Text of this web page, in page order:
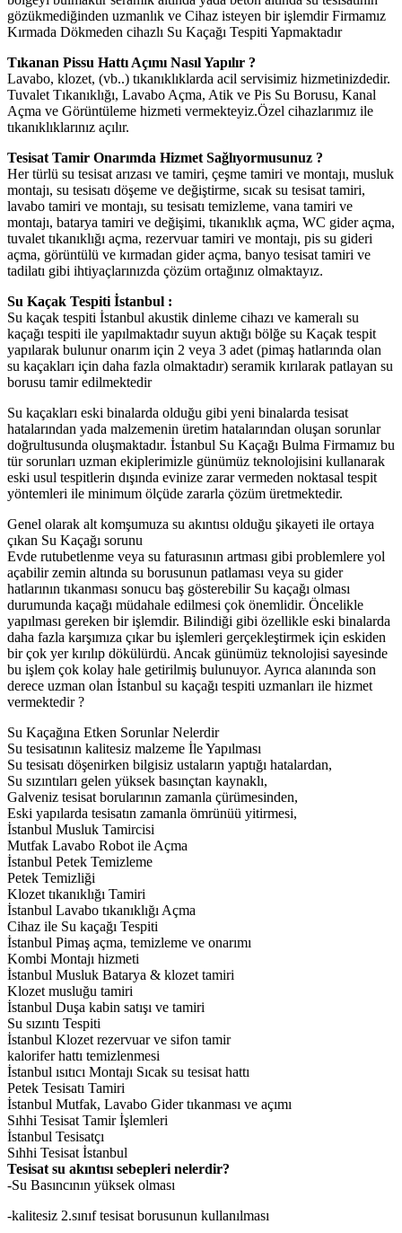
gözükmediğinden uzmanlık ve Cihaz isteyen bir işlemdir Firmamız
Kırmada Dökmeden cihazlı Su Kaçağı Tespiti Yapmaktadır
Tıkanan Pissu Hattı Açımı Nasıl Yapılır ?
Lavabo, klozet, (vb..) tıkanıklıklarda acil servisimiz hizmetinizdedir.
Tuvalet Tıkanıklığı, Lavabo Açma, Atik ve Pis Su Borusu, Kanal
Açma ve Görüntüleme hizmeti vermekteyiz.Özel cihazlarımız ile
tıkanıklıklarınız açılır.
Tesisat Tamir Onarımda Hizmet Sağlıyormusunuz ?
Her türlü su tesisat arızası ve tamiri, çeşme tamiri ve montajı, musluk
montajı, su tesisatı döşeme ve değiştirme, sıcak su tesisat tamiri,
lavabo tamiri ve montajı, su tesisatı temizleme, vana tamiri ve
montajı, batarya tamiri ve değişimi, tıkanıklık açma, WC gider açma,
tuvalet tıkanıklığı açma, rezervuar tamiri ve montajı, pis su gideri
açma, görüntülü ve kırmadan gider açma, banyo tesisat tamiri ve
tadilatı gibi ihtiyaçlarınızda çözüm ortağınız olmaktayız.
Su Kaçak Tespiti İstanbul :
Su kaçak tespiti İstanbul akustik dinleme cihazı ve kameralı su
kaçağı tespiti ile yapılmaktadır suyun aktığı bölğe su Kaçak tespit
yapılarak bulunur onarım için 2 veya 3 adet (pimaş hatlarında olan
su kaçakları için daha fazla olmaktadır) seramik kırılarak patlayan su
borusu tamir edilmektedir
Su kaçakları eski binalarda olduğu gibi yeni binalarda tesisat
hatalarından yada malzemenin üretim hatalarından oluşan sorunlar
doğrultusunda oluşmaktadır. İstanbul Su Kaçağı Bulma Firmamız bu
tür sorunları uzman ekiplerimizle günümüz teknolojisini kullanarak
eski usul tespitlerin dışında evinize zarar vermeden noktasal tespit
yöntemleri ile minimum ölçüde zararla çözüm üretmektedir.
Genel olarak alt komşumuza su akıntısı olduğu şikayeti ile ortaya
çıkan Su Kaçağı sorunu
Evde rutubetlenme veya su faturasının artması gibi problemlere yol
açabilir zemin altında su borusunun patlaması veya su gider
hatlarının tıkanması sonucu baş gösterebilir Su kaçağı olması
durumunda kaçağı müdahale edilmesi çok önemlidir. Öncelikle
yapılması gereken bir işlemdir. Bilindiği gibi özellikle eski binalarda
daha fazla karşımıza çıkar bu işlemleri gerçekleştirmek için eskiden
bir çok yer kırılıp dökülürdü. Ancak günümüz teknolojisi sayesinde
bu işlem çok kolay hale getirilmiş bulunuyor. Ayrıca alanında son
derece uzman olan İstanbul su kaçağı tespiti uzmanları ile hizmet
vermektedir ?
Su Kaçağına Etken Sorunlar Nelerdir
Su tesisatının kalitesiz malzeme İle Yapılması
Su tesisatı döşenirken bilgisiz ustaların yaptığı hatalardan,
Su sızıntıları gelen yüksek basınçtan kaynaklı,
Galveniz tesisat borularının zamanla çürümesinden,
Eski yapılarda tesisatın zamanla ömrünüü yitirmesi,
İstanbul Musluk Tamircisi
Mutfak Lavabo Robot ile Açma
İstanbul Petek Temizleme
Petek Temizliği
Klozet tıkanıklığı Tamiri
İstanbul Lavabo tıkanıklığı Açma
Cihaz ile Su kaçağı Tespiti
İstanbul Pimaş açma, temizleme ve onarımı
Kombi Montajı hizmeti
İstanbul Musluk Batarya & klozet tamiri
Klozet musluğu tamiri
İstanbul Duşa kabin satışı ve tamiri
Su sızıntı Tespiti
İstanbul Klozet rezervuar ve sifon tamir
kalorifer hattı temizlenmesi
İstanbul ısıtıcı Montajı Sıcak su tesisat hattı
Petek Tesisatı Tamiri
İstanbul Mutfak, Lavabo Gider tıkanması ve açımı
Sıhhi Tesisat Tamir İşlemleri
İstanbul Tesisatçı
Sıhhi Tesisat İstanbul
Tesisat su akıntısı sebepleri nelerdir?
-Su Basıncının yüksek olması
-kalitesiz 2.sınıf tesisat borusunun kullanılması